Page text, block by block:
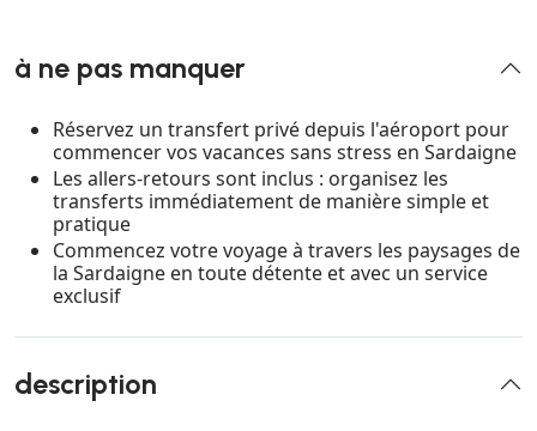
à ne pas manquer
Réservez un transfert privé depuis l'aéroport pour
commencer vos vacances sans stress en Sardaigne
Les allers-retours sont inclus : organisez les
transferts immédiatement de manière simple et
pratique
Commencez votre voyage à travers les paysages de
la Sardaigne en toute détente et avec un service
exclusif
description